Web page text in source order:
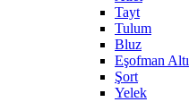
Tayt
Tulum
Bluz
Eşofman Altı
Şort
Yelek